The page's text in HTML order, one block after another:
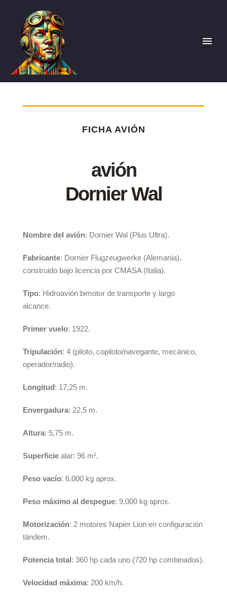
FICHA AVIÓN
avión
Dornier Wal
Nombre del avión: Dornier Wal (Plus Ultra).
Fabricante: Dornier Flugzeugwerke (Alemania),
construido bajo licencia por CMASA (Italia).
Tipo: Hidroavión bimotor de transporte y largo
alcance.
Primer vuelo: 1922.
Tripulación: 4 (piloto, copiloto/navegante, mecánico,
operador/radio).
Longitud: 17,25 m.
Envergadura: 22,5 m.
Altura: 5,75 m.
Superficie alar: 96 m².
Peso vacío: 6.000 kg aprox.
Peso máximo al despegue: 9.000 kg aprox.
Motorización: 2 motores Napier Lion en configuración
tándem.
Potencia total: 360 hp cada uno (720 hp combinados).
Velocidad máxima: 200 km/h.